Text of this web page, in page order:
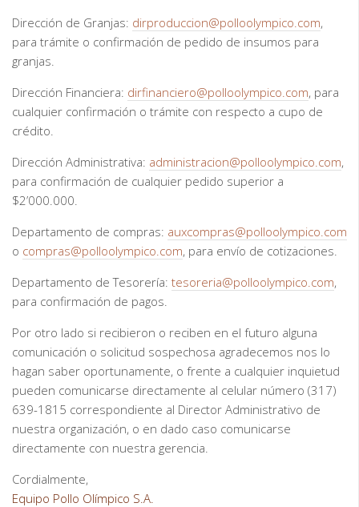
Dirección de Granjas: dirproduccion@polloolympico.com,
para trámite o confirmación de pedido de insumos para
granjas.
Dirección Financiera: dirfinanciero@polloolympico.com, para
cualquier confirmación o trámite con respecto a cupo de
crédito.
Dirección Administrativa: administracion@polloolympico.com,
para confirmación de cualquier pedido superior a
$2’000.000.
Departamento de compras: auxcompras@polloolympico.com
o compras@polloolympico.com, para envío de cotizaciones.
Departamento de Tesorería: tesoreria@polloolympico.com,
para confirmación de pagos.
Por otro lado si recibieron o reciben en el futuro alguna
comunicación o solicitud sospechosa agradecemos nos lo
hagan saber oportunamente, o frente a cualquier inquietud
pueden comunicarse directamente al celular número (317)
639-1815 correspondiente al Director Administrativo de
nuestra organización, o en dado caso comunicarse
directamente con nuestra gerencia.
Cordialmente,
Equipo Pollo Olímpico S.A.